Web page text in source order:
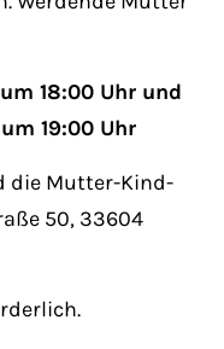
18:00 Uhr und
19:00 Uhr
die Mutter-Kind-
50, 33604